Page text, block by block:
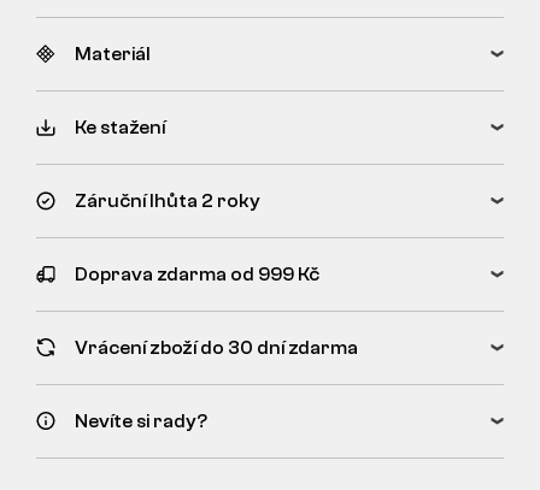
Materiál
Ke stažení
Záruční lhůta 2 roky
Doprava zdarma od 999 Kč
Vrácení zboží do 30 dní zdarma
Nevíte si rady?